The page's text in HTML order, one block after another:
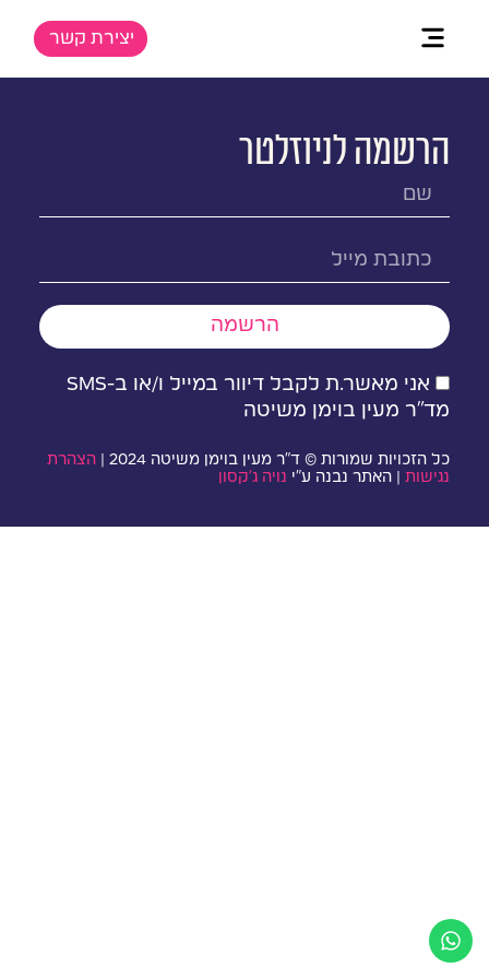
יצירת קשר
הרשמה לניוזלטר
אני מאשר.ת לקבל דיוור במייל ו/או ב-SMS
מד״ר מעין בוימן משיטה
הרשמה
כל הזכויות שמורות © ד״ר מעין בוימן משיטה 2024 |
הצהרת
נגישות| האתר נבנה ע״י נויה ג׳קסון